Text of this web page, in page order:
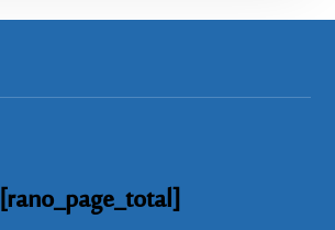
[rano_page_total]